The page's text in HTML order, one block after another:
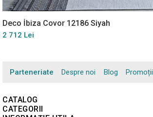
Deco İbiza Covor 12186 Siyah
2 712 Lei
Parteneriate Despre noi Blog Promoții
CATALOG
CATEGORII